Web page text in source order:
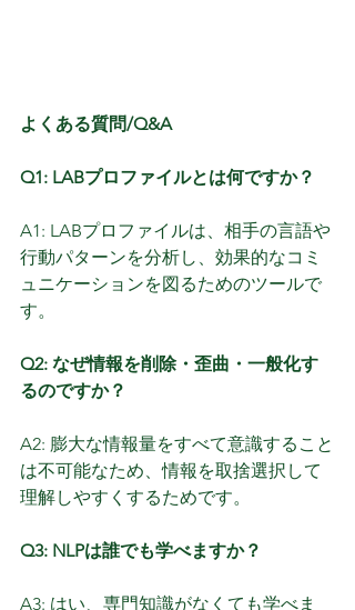
よくある質問/Q&A
Q1: LABプロファイルとは何ですか？
A1: LABプロファイルは、相手の言語や
行動パターンを分析し、効果的なコミ
ュニケーションを図るためのツールで
す。
Q2: なぜ情報を削除・歪曲・一般化す
るのですか？
A2: 膨大な情報量をすべて意識すること
は不可能なため、情報を取捨選択して
理解しやすくするためです。
Q3: NLPは誰でも学べますか？
A3: はい、専門知識がなくても学べま